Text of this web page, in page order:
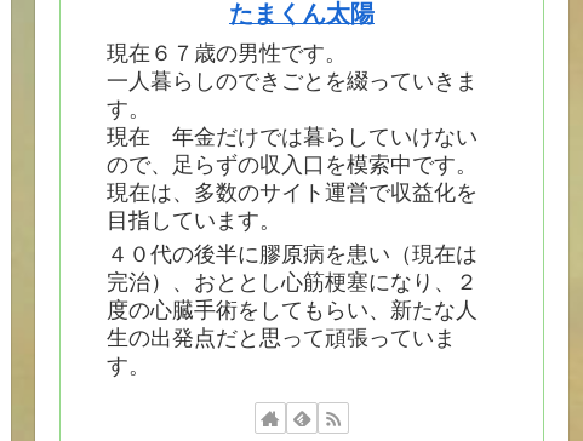
たまくん太陽
現在６７歳の男性です。
一人暮らしのできごとを綴っていきま
す。
現在 年金だけでは暮らしていけない
ので、足らずの収入口を模索中です。
現在は、多数のサイト運営で収益化を
目指しています。
４０代の後半に膠原病を患い（現在は
完治）、おととし心筋梗塞になり、２
度の心臓手術をしてもらい、新たな人
生の出発点だと思って頑張っていま
す。